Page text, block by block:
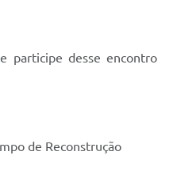
participe desse encontro
de Reconstrução